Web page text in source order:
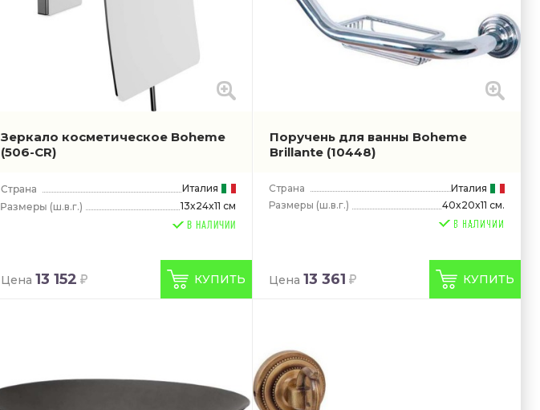
Зеркало косметическое Boheme
(506-CR)
Италия
(ш.в.г.)
13x24x11 см
В НАЛИЧИИ
Цена 13 152 КУПИТЬ
Поручень для ванны Boheme
Brillante (10448)
Страна
Италия
Размеры (ш.в.г.) 40x20x11 см.
Цена 13 361 КУПИТЬ